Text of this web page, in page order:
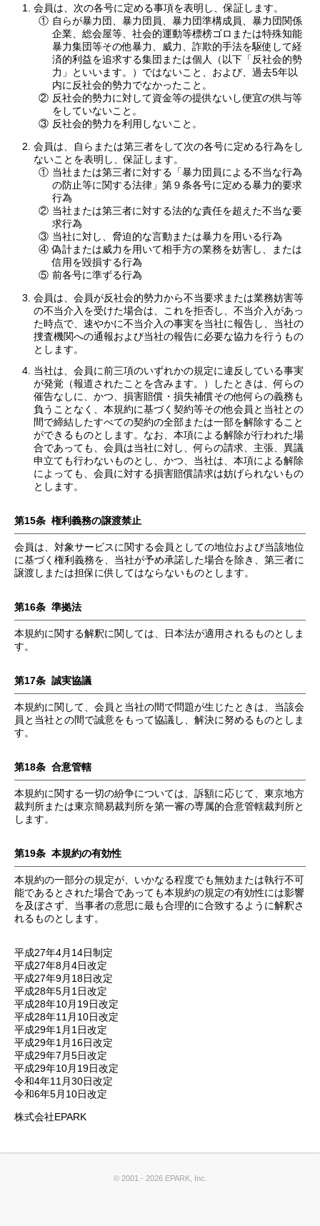
会員は、次の各号に定める事項を表明し、保証します。
① 自らが暴力団、暴力団員、暴力団準構成員、暴力団関係
企業、総会屋等、社会的運動等標榜ゴロまたは特殊知能
暴力集団等その他暴力、威力、詐欺的手法を駆使して経
済的利益を追求する集団または個人（以下「反社会的勢
力」といいます。）ではないこと、および、過去5年以
内に反社会的勢力でなかったこと。
② 反社会的勢力に対して資金等の提供ないし便宜の供与等
をしていないこと。
③ 反社会的勢力を利用しないこと。
会員は、自らまたは第三者をして次の各号に定める行為をし
ないことを表明し、保証します。
① 当社または第三者に対する「暴力団員による不当な行為
の防止等に関する法律」第９条各号に定める暴力的要求
行為
② 当社または第三者に対する法的な責任を超えた不当な要
求行為
③ 当社に対し、脅迫的な言動または暴力を用いる行為
④ 偽計または威力を用いて相手方の業務を妨害し、または
信用を毀損する行為
⑤ 前各号に準ずる行為
会員は、会員が反社会的勢力から不当要求または業務妨害等
の不当介入を受けた場合は、これを拒否し、不当介入があっ
た時点で、速やかに不当介入の事実を当社に報告し、当社の
捜査機関への通報および当社の報告に必要な協力を行うもの
とします。
当社は、会員に前三項のいずれかの規定に違反している事実
が発覚（報道されたことを含みます。）したときは、何らの
催告なしに、かつ、損害賠償・損失補償その他何らの義務も
負うことなく、本規約に基づく契約等その他会員と当社との
間で締結したすべての契約の全部または一部を解除すること
ができるものとします。なお、本項による解除が行われた場
合であっても、会員は当社に対し、何らの請求、主張、異議
申立ても行わないものとし、かつ、当社は、本項による解除
によっても、会員に対する損害賠償請求は妨げられないもの
とします。
第15条 権利義務の譲渡禁止
会員は、対象サービスに関する会員としての地位および当該地位
に基づく権利義務を、当社が予め承諾した場合を除き、第三者に
譲渡しまたは担保に供してはならないものとします。
第16条 準拠法
本規約に関する解釈に関しては、日本法が適用されるものとしま
す。
第17条 誠実協議
本規約に関して、会員と当社の間で問題が生じたときは、当該会
員と当社との間で誠意をもって協議し、解決に努めるものとしま
す。
第18条 合意管轄
本規約に関する一切の紛争については、訴額に応じて、東京地方
裁判所または東京簡易裁判所を第一審の専属的合意管轄裁判所と
します。
第19条 本規約の有効性
本規約の一部分の規定が、いかなる程度でも無効または執行不可
能であるとされた場合であっても本規約の規定の有効性には影響
を及ぼさず、当事者の意思に最も合理的に合致するように解釈さ
れるものとします。
平成27年4月14日制定
平成27年8月4日改定
平成27年9月18日改定
平成28年5月1日改定
平成28年10月19日改定
平成28年11月10日改定
平成29年1月1日改定
平成29年1月16日改定
平成29年7月5日改定
平成29年10月19日改定
令和4年11月30日改定
令和6年5月10日改定
株式会社EPARK
© 2001 - 2026 EPARK, Inc.